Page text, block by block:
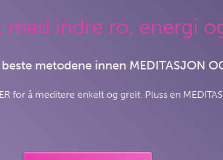
med indre ro, energi
metodene innen MEDITASJON
for å meditere enkelt og greit. Pluss en